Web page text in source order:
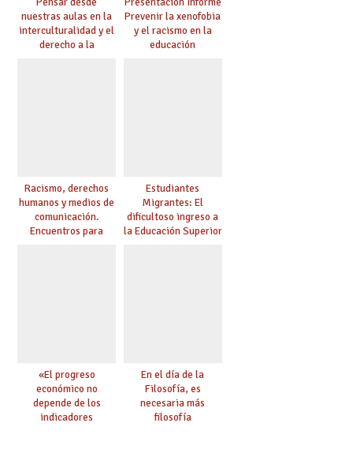
nuestras aulas en la
interculturalidad y el
derecho a la
Prevenir la xenofobia
y el racismo en la
educación
Racismo, derechos
humanos y medios de
comunicación.
Encuentros para
Estudiantes
Migrantes: El
dificultoso ingreso a
la Educación Superior
«El progreso
económico no
depende de los
indicadores
En el día de la
Filosofía, es
necesaria más
filosofía